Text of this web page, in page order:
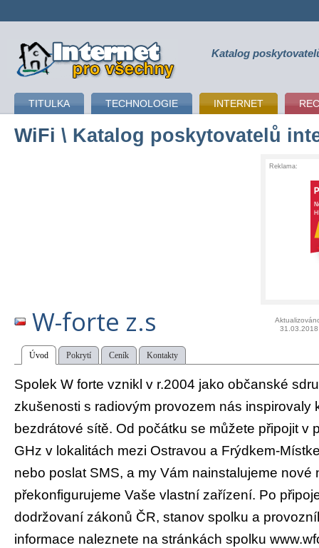
připojení k internetu Katalog
TITULKA TECHNOLOGIE INTERNET
WiFi \ Katalog poskytovatelů
Reklama:
W-forte z.s
31.03.2018
Úvod Pokrytí Ceník Kontakty
Spolek W forte vznikl v r.2004 jako občanské
zkušenosti s radiovým provozem nás inspirovaly
bezdrátové sítě. Od počátku se můžete připojit v
GHz v lokalitách mezi Ostravou a Frýdkem-
nebo poslat SMS, a my Vám nainstalujeme nové
překonfigurujeme Vaše vlastní zařízení. Po
dodržovaní zákonů ČR, stanov spolku a
informace naleznete na stránkách spolku